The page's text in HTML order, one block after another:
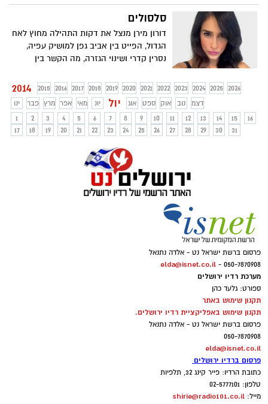
סלסולים
דורון מירן מנצל את דקות התהילה מחוץ לאח
הגדול, הפייט בין אביב גפן למושיק עפיה,
נסרין קדרי ושינוי הגזרה, מה הקשר בין
הפעולה בין שרית חדד נמשך.
2014 2015 2016 2017 2018 2019 2020 2021 2022 2023 2024 2025
2026
ינו
פבר מרץ אפר מאי יונ יול אוג ספט אוק נוב
דצמ
1
2 3 4 5 6 7 8 9 10 11 12 13 14 15
16
17
18 19 20 21 22 23 24 25 26 27 28 29 30 31
פרסום ברשת ישראל נט - אלדה נתנאל
050-7870908 -
elda@isnet.co.il
מערכת רדיו ירושלים
ספורט: גלעד כהן
תקנון שימוש באתר
תקנון שימוש באפליקציית רדיו ירושלים.
פרסום ברשת ישראל נט - אלדה נתנאל
050-7870908
elda@isnet.co.il
פרסום ברדיו ירושלים
כתובת הרדיו: פייר קינג 32, תלפיות
טלפון: 02-5777101
מייל: shirie@radio101.co.il